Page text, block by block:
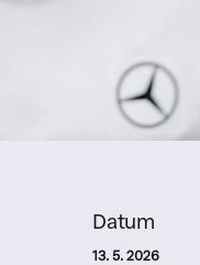
Datum
13. 5. 2026